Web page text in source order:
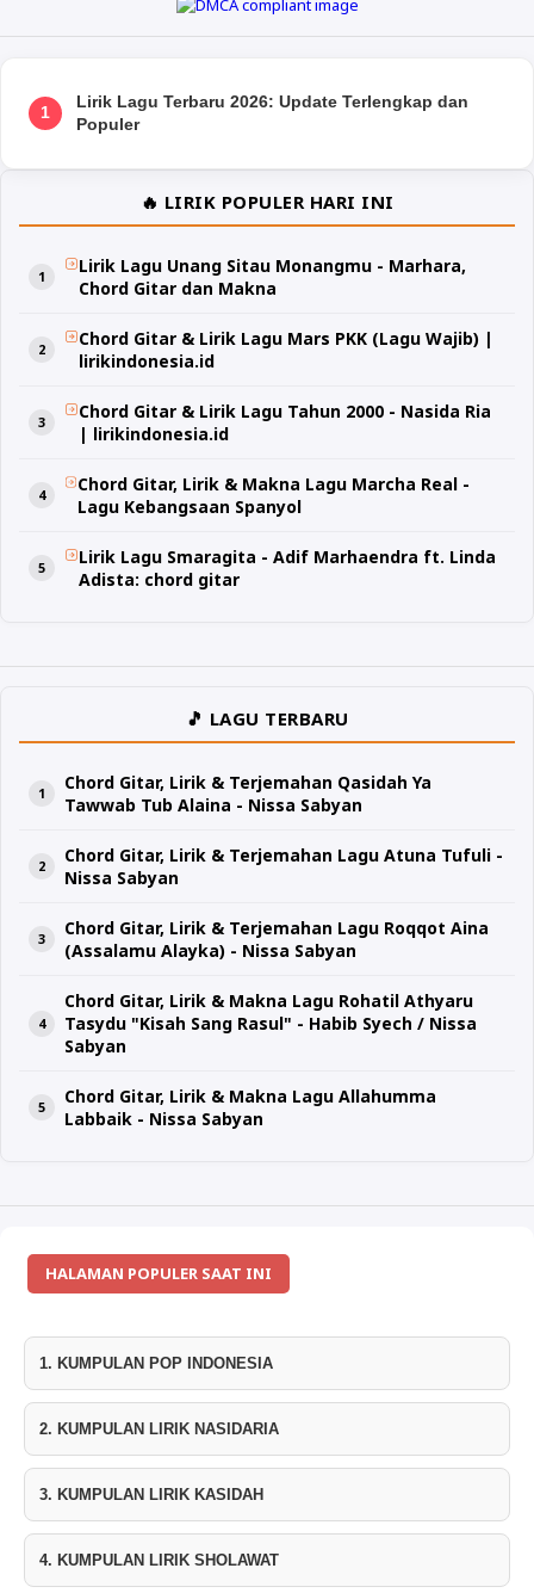
1
Lirik Lagu Terbaru 2026: Update Terlengkap dan
Populer
🔥 LIRIK POPULER HARI INI
Lirik Lagu Unang Sitau Monangmu - Marhara,
Chord Gitar dan Makna
Chord Gitar & Lirik Lagu Mars PKK (Lagu Wajib) |
lirikindonesia.id
Chord Gitar & Lirik Lagu Tahun 2000 - Nasida Ria
| lirikindonesia.id
Chord Gitar, Lirik & Makna Lagu Marcha Real -
Lagu Kebangsaan Spanyol
Lirik Lagu Smaragita - Adif Marhaendra ft. Linda
Adista: chord gitar
🎵 LAGU TERBARU
Chord Gitar, Lirik & Terjemahan Qasidah Ya
Tawwab Tub Alaina - Nissa Sabyan
Chord Gitar, Lirik & Terjemahan Lagu Atuna Tufuli -
Nissa Sabyan
Chord Gitar, Lirik & Terjemahan Lagu Roqqot Aina
(Assalamu Alayka) - Nissa Sabyan
Chord Gitar, Lirik & Makna Lagu Rohatil Athyaru
Tasydu "Kisah Sang Rasul" - Habib Syech / Nissa
Sabyan
Chord Gitar, Lirik & Makna Lagu Allahumma
Labbaik - Nissa Sabyan
HALAMAN POPULER SAAT INI
1. KUMPULAN POP INDONESIA
2. KUMPULAN LIRIK NASIDARIA
3. KUMPULAN LIRIK KASIDAH
4. KUMPULAN LIRIK SHOLAWAT